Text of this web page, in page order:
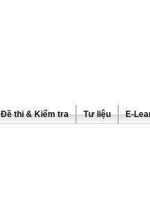
Đề thi & Kiểm tra Tư liệu E-